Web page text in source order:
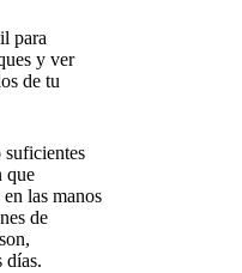
para
y ver
de tu
suficientes
que
las manos
de
días.